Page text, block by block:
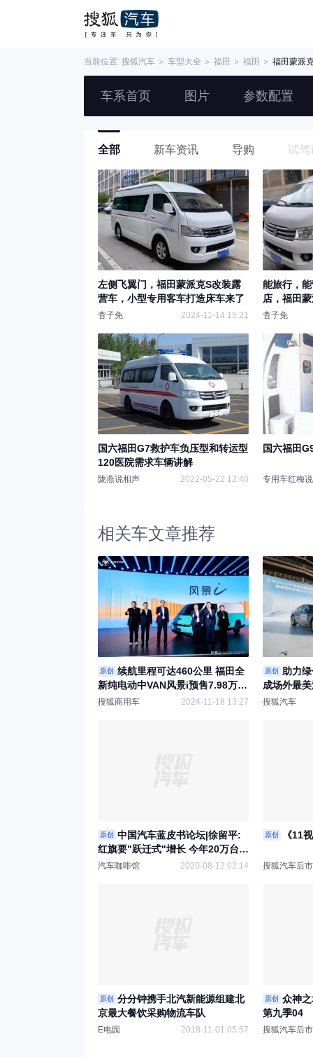
当前位置: 搜狐汽车 ＞ 车型大全 ＞ 福田 ＞ 福田 ＞ 福田蒙派
车系首页 图片 参数配置
全部 新车资讯 导购 试驾
左侧飞翼门，福田蒙派克S改装露
营车，小型专用客车打造床车来了
杳子免 2024-11-14 15:21
能旅行，
店，福田
杳子免
国六福田G7救护车负压型和转运型
120医院需求车辆讲解
陇燕说相声 2022-05-22 12:40
国六福田
专用车红梅
相关车文章推荐
原创
续航里程可达460公里 福田全
新纯电动中VAN风景i预售7.98万元
起
搜狐商用车 2024-11-18 13:27
原创
助力
成场外最
搜狐汽车
原创
中国汽车蓝皮书论坛|徐留平:
红旗要"跃迁式"增长 今年20万台销
量目标没问题
汽车咖啡馆 2020-08-12 02:14
原创 《11
搜狐汽车后
原创
分分钟携手北汽新能源组建北
京最大餐饮采购物流车队
E电园 2018-11-01 05:57
原创
众神
第九季04
搜狐汽车后